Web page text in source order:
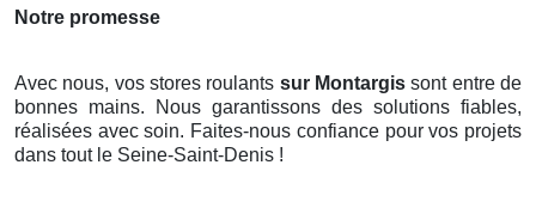
Notre promesse
Avec nous, vos stores roulants sur Montargissont entre de
bonnes mains. Nous garantissons des solutions fiables,
réalisées avec soin. Faites-nous confiance pour vos projets
dans tout le Seine-Saint-Denis !